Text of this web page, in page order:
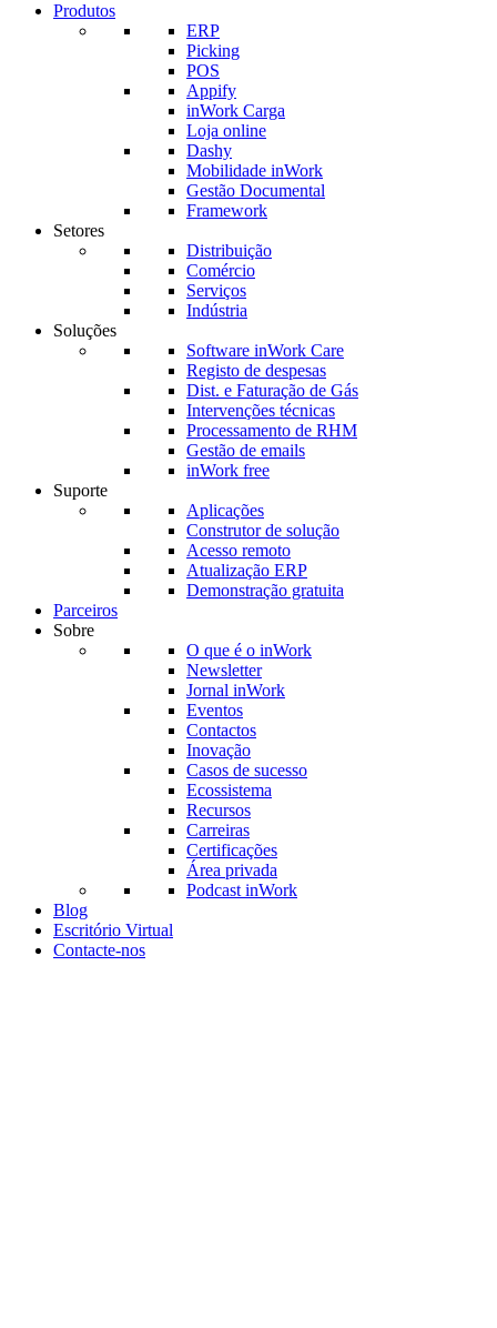
Produtos
ERP
Picking
POS
Appify
inWork Carga
Loja online
Dashy
Mobilidade inWork
Gestão Documental
Framework
Setores
Distribuição
Comércio
Serviços
Indústria
Soluções
Software inWork Care
Registo de despesas
Dist. e Faturação de Gás
Intervenções técnicas
Processamento de RHM
Gestão de emails
inWork free
Suporte
Aplicações
Construtor de solução
Acesso remoto
Atualização ERP
Demonstração gratuita
Parceiros
Sobre
O que é o inWork
Newsletter
Jornal inWork
Eventos
Contactos
Inovação
Casos de sucesso
Ecossistema
Recursos
Carreiras
Certificações
Área privada
Podcast inWork
Blog
Escritório Virtual
Contacte-nos